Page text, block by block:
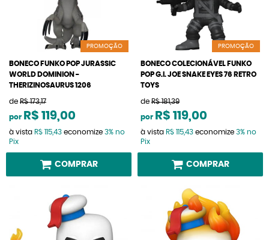
PROMOÇÃO
BONECO FUNKO POP JURASSIC
WORLD DOMINION -
THERIZINOSAURUS 1206
de R$ 173,17
por R$ 119,00
à vista R$ 115,43 economize 3% no
Pix
COMPRAR
PROMOÇÃO
BONECO COLECIONÁVEL FUNKO
POP G.I. JOE SNAKE EYES 76 RETRO
TOYS
de R$ 181,39
por R$ 119,00
à vista R$ 115,43 economize 3% no
Pix
COMPRAR